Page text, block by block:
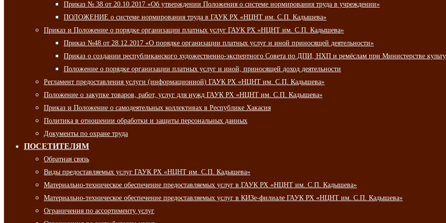
Приказ № 38 от 20.10.2017 «Об утверждении Положения о системе нормирования труда в учреждении»
ПОЛОЖЕНИЕ о системе нормирования труда в ГАУК РХ «НЦНТ им. С.П. Кадышева»
Приказ и Положение о порядке организации платных услуг ГАУК РХ «НЦНТ им. С.П. Кадышева»
Приказ №48 от 28.12.2017 «О порядке организации платных услуг и иной приносящей деятельности»
Приказ о создании республиканского художественно-экспертного Совета по ДПИ, НХП и ремёслам при Министерстве
Положение о порядке организации платных услуг и иной, приносящей доход деятельности
Регламент предоставления услуги (информационной) ГАУК РХ «НЦНТ им. С.П. Кадышева»
Положение о закупке товаров, работ, услуг для нужд ГАУК РХ «НЦНТ им. С.П. Кадышева»
Приказ и Положение о самодеятельных коллективах в Республике Хакасия
Политика в отношении обработки и защиты персональных данных
Документы по охране труда
ПОСЕТИТЕЛЯМ
Обратная связь
Виды предоставляемых услуг ГАУК РХ «НЦНТ им. С.П. Кадышева»
Материально-техническое обеспечение предоставляемых услуг в ГАУК РХ «НЦНТ им. С.П. Кадышева»
Материально-техническое обеспечение предоставляемых услуг в КИЗе-филиале ГАУК РХ «НЦНТ им. С.П. Кадышева»
Ограничения по ассортименту услуг